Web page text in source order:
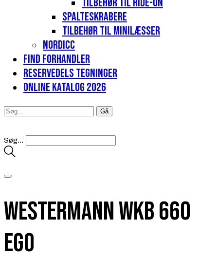
Spalteskrabere
Tilbehør til minilæsser
Nordicc
Find forhandler
Reservedels tegninger
Online katalog 2026
Søg...
Westermann WKB 660
EGO